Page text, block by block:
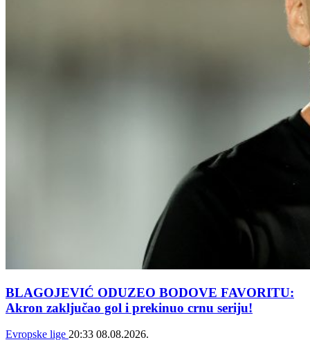
BLAGOJEVIĆ ODUZEO BODOVE FAVORITU:
Akron zaključao gol i prekinuo crnu seriju!
Evropske lige 20:33 08.08.2026.